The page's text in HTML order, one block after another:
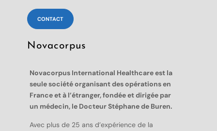
CONTACT
Novacorpus
Novacorpus International Healthcare est la
seule société organisant des opérations en
France et à l’étranger, fondée et dirigée par
un médecin, le Docteur Stéphane de Buren.
Avec plus de 25 ans d’expérience de la